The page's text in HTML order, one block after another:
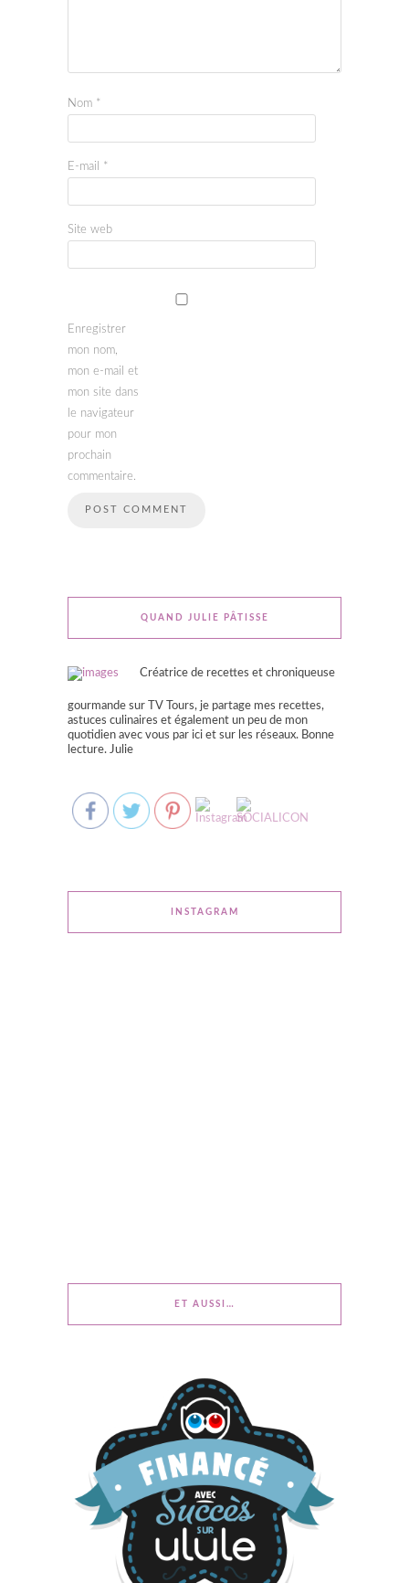
Nom *
E-mail *
Site web
Enregistrer
mon nom,
mon e-mail et
mon site dans
le navigateur
pour mon
prochain
commentaire.
QUAND JULIE PÂTISSE
Créatrice de recettes et chroniqueuse
gourmande sur TV Tours, je partage mes recettes,
astuces culinaires et également un peu de mon
quotidien avec vous par ici et sur les réseaux. Bonne
lecture. Julie
INSTAGRAM
ET AUSSI…